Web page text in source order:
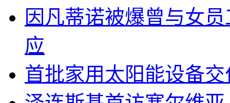
因凡蒂诺被爆曾与女
应
首批家用太阳能设备